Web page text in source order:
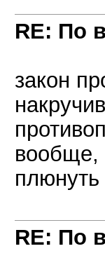
RE: По
закон
вообще,
RE: По